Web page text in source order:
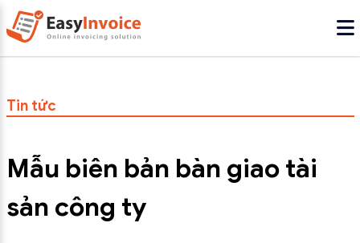
Tin tức
Mẫu biên bản bàn giao tài
sản công ty